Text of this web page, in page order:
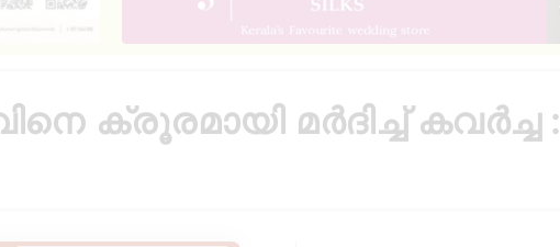
ക്രൂരമായി മർദിച്ച് കവർച്ച :